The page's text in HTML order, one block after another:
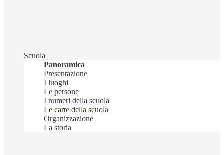
Scuola
Panoramica
Presentazione
I luoghi
Le persone
I numeri della scuola
Le carte della scuola
Organizzazione
La storia